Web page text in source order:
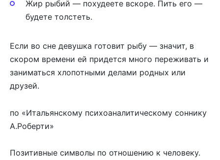
Жир рыбий — похудеете вскоре. Пить его —
будете толстеть.
Если во сне девушка готовит рыбу — значит, в
скором времени ей придется много переживать и
заниматься хлопотными делами родных или
друзей.
по «Итальянскому психоаналитическому соннику
А.Роберти»
Позитивные символы по отношению к человеку.